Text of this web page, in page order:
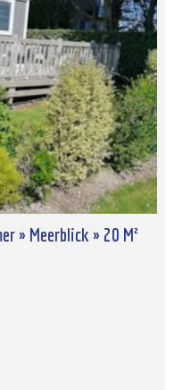
» Meerblick » 20 M²